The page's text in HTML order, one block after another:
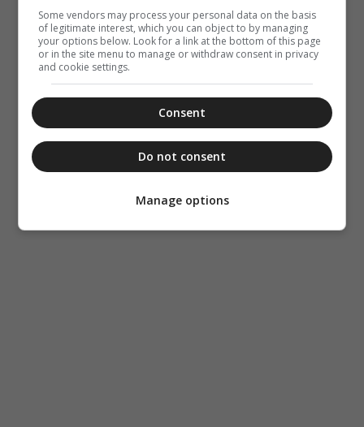
Some vendors may process your personal data on the basis
of legitimate interest, which you can object to by managing
your options below. Look for a link at the bottom of this page
or in the site menu to manage or withdraw consent in privacy
and cookie settings.
Consent
Do not consent
Manage options